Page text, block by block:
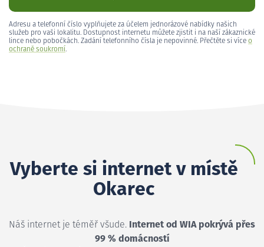
Adresu a telefonní číslo vyplňujete za účelem jednorázové nabídky našich
služeb pro vaši lokalitu. Dostupnost internetu můžete zjistit i na naší zákaznické
lince nebo pobočkách. Zadání telefonního čísla je nepovinné. Přečtěte si více o
ochraně soukromí.
Vyberte si internet v místě
Okarec
Náš internet je téměř všude. Internet od WIA pokrývá přes
99 % domácností